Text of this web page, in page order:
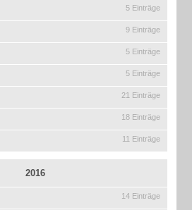
5 Einträge
9 Einträge
5 Einträge
5 Einträge
21 Einträge
18 Einträge
11 Einträge
2016
14 Einträge